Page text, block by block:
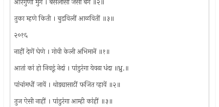
तुका म्हणे किती । बुडविलीं आळवितीं ॥३॥
२०१६
नाहीं देणें घेणे । गोवी केली अभिमानें ॥१॥
आतां कां हो निवडूं नेदां । पांडुरंगा येवढा धंदा ॥ध्रु.॥
पांचांमधीं जावें । थोड्यासाटीं फजित व्हावें ॥२॥
तुज ऐसी नाहीं । पांडुरंगा आम्ही कांहीं ॥३॥